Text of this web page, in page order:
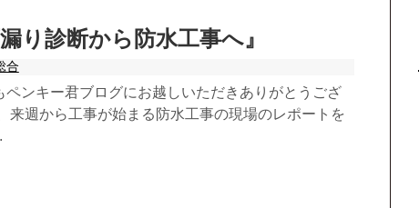
り診断から防水工事へ』
合
ペンキー君ブログにお越しいただきありがとうござ
来週から工事が始まる防水工事の現場のレポートを